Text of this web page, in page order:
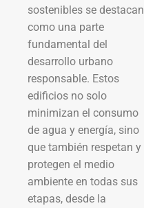
sostenibles se destacan
como una parte
fundamental del
desarrollo urbano
responsable. Estos
edificios no solo
minimizan el consumo
de agua y energía, sino
que también respetan y
protegen el medio
ambiente en todas sus
etapas, desde la